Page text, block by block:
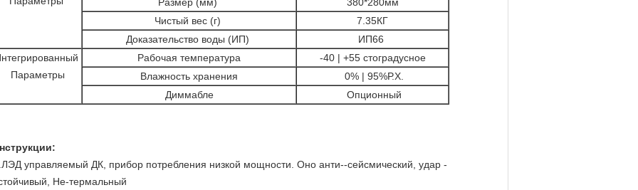
Чистый вес (г)
7.35КГ
Доказательство воды (ИП)
ИП66
Параметры
Рабочая температура
-40 | +55 стоградусное
Влажность хранения
0% | 95%Р.Х.
Диммабле
Опционный
управляемый ДК, прибор потребления низкой мощности. Оно анти--сейсмический, удар -
Не-термальный